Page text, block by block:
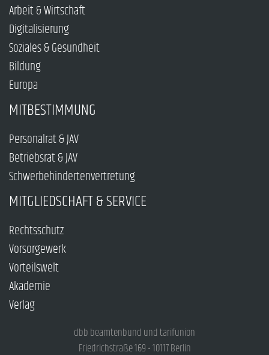
Arbeit & Wirtschaft
Digitalisierung
Soziales & Gesundheit
Bildung
Europa
MITBESTIMMUNG
Personalrat & JAV
Betriebsrat & JAV
Schwerbehindertenvertretung
MITGLIEDSCHAFT & SERVICE
Rechtsschutz
Vorsorgewerk
Vorteilswelt
Akademie
Verlag
dbb beamtenbund und tarifunion
Friedrichstraße 169 • 10117 Berlin